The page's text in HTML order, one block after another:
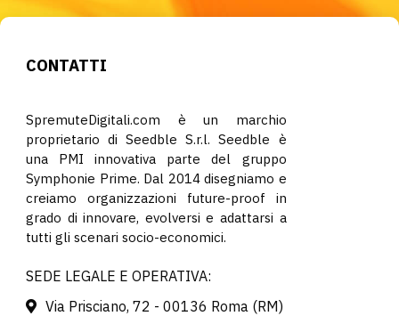
CONTATTI
SpremuteDigitali.com è un marchio
proprietario di Seedble S.r.l. Seedble è
una PMI innovativa parte del gruppo
Symphonie Prime. Dal 2014 disegniamo e
creiamo organizzazioni future-proof in
grado di innovare, evolversi e adattarsi a
tutti gli scenari socio-economici.
SEDE LEGALE E OPERATIVA:
Via Prisciano, 72 - 00136 Roma (RM)